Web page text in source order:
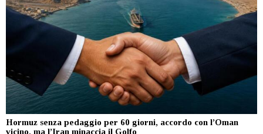
Hormuz senza pedaggio per 60 giorni, accordo con l’Oman
vicino, ma l’Iran minaccia il Golfo